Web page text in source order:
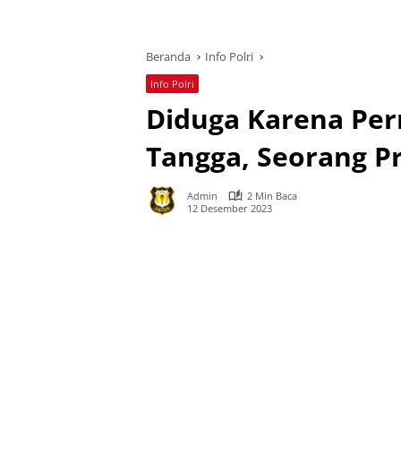
Beranda Info Polri
Info Polri
Diduga Karena
Tangga, Seorang
Admin
2 Min Baca
12 Desember 2023